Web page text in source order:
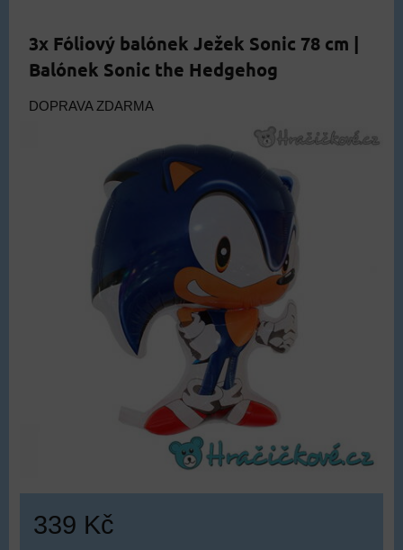
3x Fóliový balónek Ježek Sonic 78 cm |
Balónek Sonic the Hedgehog
DOPRAVA ZDARMA
339 Kč